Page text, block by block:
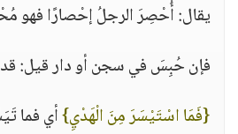
يقال: أُحْصِرَ الرجلُ إحْصارًا فهو
فإن حُبِسَ في سجن أو دار قيل:
{فَمَا اسْتَيْسَرَ مِنَ الْهَدْيِ}أي فما